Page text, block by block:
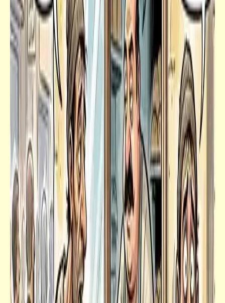
قصص_قصص عالمية
"هي" تريد رؤيتك
فيدراديو
فيديوهات أطفال مضحكة .. ستشاهدها للنهاية